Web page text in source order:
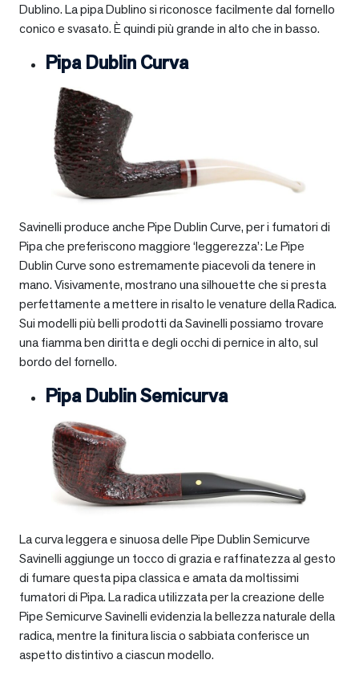
Dublino. La pipa Dublino si riconosce facilmente dal fornello
conico e svasato. È quindi più grande in alto che in basso.
Pipa Dublin Curva
Savinelli produce anche Pipe Dublin Curve, per i fumatori di
Pipa che preferiscono maggiore ‘leggerezza’: Le Pipe
Dublin Curve sono estremamente piacevoli da tenere in
mano. Visivamente, mostrano una silhouette che si presta
perfettamente a mettere in risalto le venature della Radica.
Sui modelli più belli prodotti da Savinelli possiamo trovare
una fiamma ben diritta e degli occhi di pernice in alto, sul
bordo del fornello.
Pipa Dublin Semicurva
La curva leggera e sinuosa delle Pipe Dublin Semicurve
Savinelli aggiunge un tocco di grazia e raffinatezza al gesto
di fumare questa pipa classica e amata da moltissimi
fumatori di Pipa. La radica utilizzata per la creazione delle
Pipe Semicurve Savinelli evidenzia la bellezza naturale della
radica, mentre la finitura liscia o sabbiata conferisce un
aspetto distintivo a ciascun modello.